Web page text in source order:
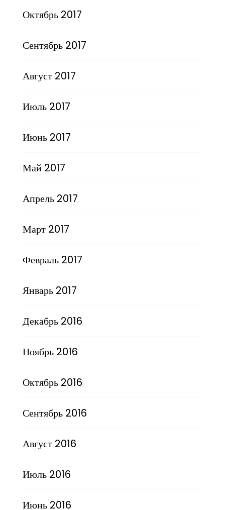
Октябрь 2017
Сентябрь 2017
Август 2017
Июль 2017
Июнь 2017
Май 2017
Апрель 2017
Март 2017
Февраль 2017
Январь 2017
Декабрь 2016
Ноябрь 2016
Октябрь 2016
Сентябрь 2016
Август 2016
Июль 2016
Июнь 2016